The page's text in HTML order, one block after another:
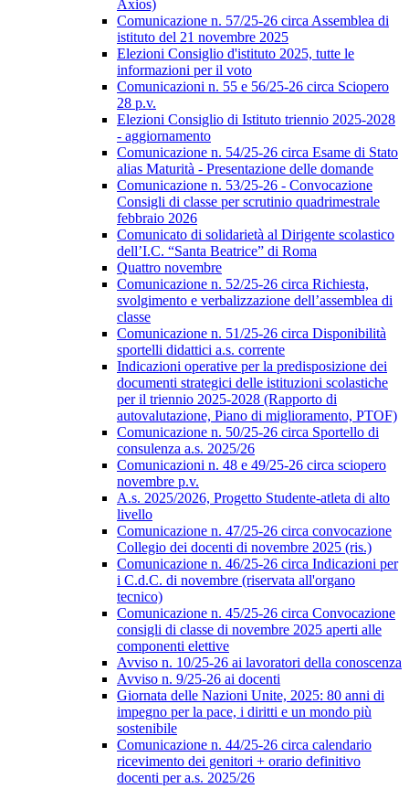
Axios)
Comunicazione n. 57/25-26 circa Assemblea di
istituto del 21 novembre 2025
Elezioni Consiglio d'istituto 2025, tutte le
informazioni per il voto
Comunicazioni n. 55 e 56/25-26 circa Sciopero
28 p.v.
Elezioni Consiglio di Istituto triennio 2025-2028
- aggiornamento
Comunicazione n. 54/25-26 circa Esame di Stato
alias Maturità - Presentazione delle domande
Comunicazione n. 53/25-26 - Convocazione
Consigli di classe per scrutinio quadrimestrale
febbraio 2026
Comunicato di solidarietà al Dirigente scolastico
dell’I.C. “Santa Beatrice” di Roma
Quattro novembre
Comunicazione n. 52/25-26 circa Richiesta,
svolgimento e verbalizzazione dell’assemblea di
classe
Comunicazione n. 51/25-26 circa Disponibilità
sportelli didattici a.s. corrente
Indicazioni operative per la predisposizione dei
documenti strategici delle istituzioni scolastiche
per il triennio 2025-2028 (Rapporto di
autovalutazione, Piano di miglioramento, PTOF)
Comunicazione n. 50/25-26 circa Sportello di
consulenza a.s. 2025/26
Comunicazioni n. 48 e 49/25-26 circa sciopero
novembre p.v.
A.s. 2025/2026, Progetto Studente-atleta di alto
livello
Comunicazione n. 47/25-26 circa convocazione
Collegio dei docenti di novembre 2025 (ris.)
Comunicazione n. 46/25-26 circa Indicazioni per
i C.d.C. di novembre (riservata all'organo
tecnico)
Comunicazione n. 45/25-26 circa Convocazione
consigli di classe di novembre 2025 aperti alle
componenti elettive
Avviso n. 10/25-26 ai lavoratori della conoscenza
Avviso n. 9/25-26 ai docenti
Giornata delle Nazioni Unite, 2025: 80 anni di
impegno per la pace, i diritti e un mondo più
sostenibile
Comunicazione n. 44/25-26 circa calendario
ricevimento dei genitori + orario definitivo
docenti per a.s. 2025/26